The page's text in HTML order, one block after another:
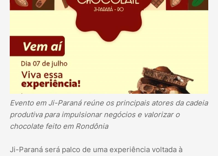
Evento em Ji-Paraná reúne os principais atores da cadeia
produtiva para impulsionar negócios e valorizar o
chocolate feito em Rondônia
Ji-Paraná será palco de uma experiência voltada à